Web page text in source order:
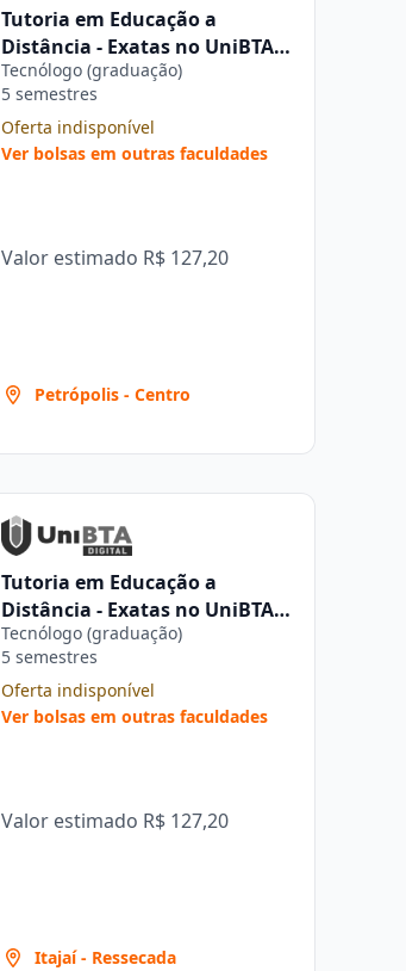
Tutoria em Educação a
Distância - Exatas no UniBTA
Digital
Tecnólogo (graduação)
5 semestres
Oferta indisponível
Ver bolsas em outras faculdades
Valor estimado R$ 127,20
Petrópolis - Centro
Tutoria em Educação a
Distância - Exatas no UniBTA
Digital
Tecnólogo (graduação)
5 semestres
Oferta indisponível
Ver bolsas em outras faculdades
Valor estimado R$ 127,20
Itajaí - Ressecada